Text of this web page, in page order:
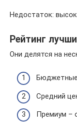
Недостаток:
Рейтинг
Они делятся на
Бюджетные
Средний
Премиум –